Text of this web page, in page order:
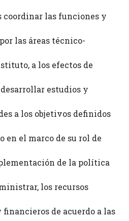
coordinar las funciones y
las áreas técnico-
a los efectos de
estudios y
a los objetivos definidos
en el marco de su rol de
de la política
los recursos
de acuerdo a las